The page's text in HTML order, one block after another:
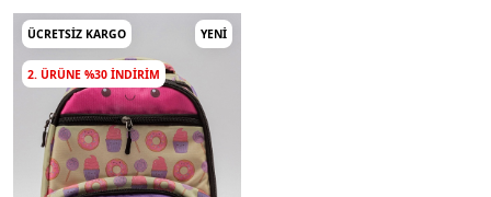
ÜCRETSIZ KARGO YENI
2. ÜRÜNE %30 INDIRIM